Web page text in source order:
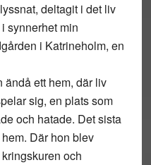
deltagit i det liv
synnerhet min
i Katrineholm, en
ändå ett hem, där liv
sig, en plats som
och hatade. Det sista
Där hon blev
och